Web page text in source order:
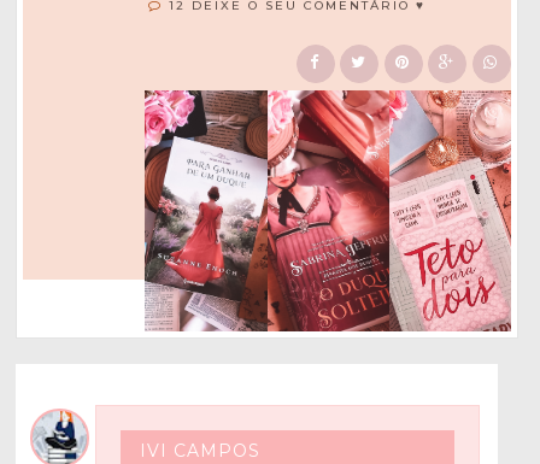
12 DEIXE O SEU COMENTÁRIO ♥
IVI CAMPOS